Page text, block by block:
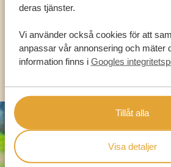
deras tjänster.
Vi använder också cookies för att
anpassar vår annonsering och mäter
information finns i Googles
Tillåt alla
Visa detaljer
SV:+31 174 788
OLIKA